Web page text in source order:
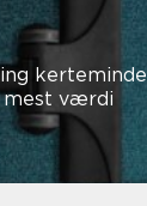
sådan får
mest værdi